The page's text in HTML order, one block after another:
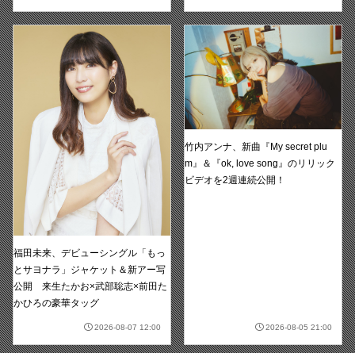
福田未来、デビューシングル「もっ
とサヨナラ」ジャケット＆新アー写
公開 来生たかお×武部聡志×前田た
かひろの豪華タッグ
2026-08-07 12:00
竹内アンナ、新曲『My secret plu
m』＆『ok, love song』のリリック
ビデオを2週連続公開！
2026-08-05 21:00